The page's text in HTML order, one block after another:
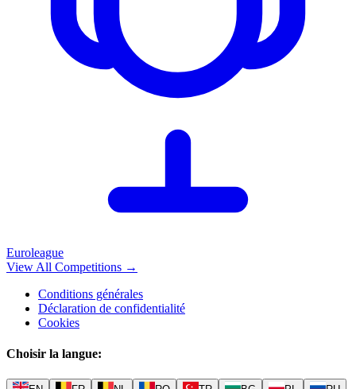
Euroleague
View All Competitions →
Conditions générales
Déclaration de confidentialité
Cookies
Choisir la langue: